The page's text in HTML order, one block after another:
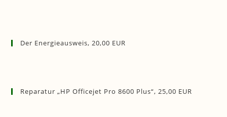
Der Energieausweis, 20,00 EUR
Reparatur „HP Officejet Pro 8600 Plus“, 25,00 EUR